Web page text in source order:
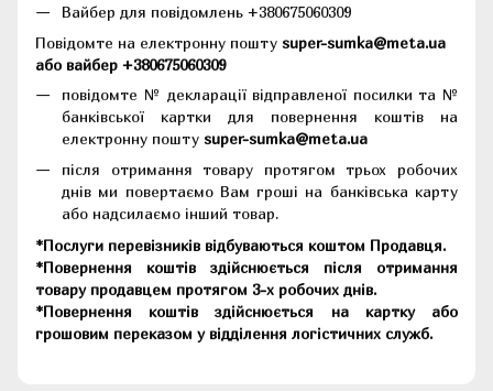
Вайбер для повідомлень +380675060309
Повідомте на електронну пошту super-sumka@meta.ua
або вайбер +380675060309
повідомте № декларації відправленої посилки та №
банківської картки для повернення коштів на
електронну пошту super-sumka@meta.ua
після отримання товару протягом трьох робочих
днів ми повертаємо Вам гроші на банківська карту
або надсилаємо інший товар.
*Послуги перевізників відбуваються коштом Продавця.
*Повернення коштів здійснюється після отримання
товару продавцем протягом 3-х робочих днів.
*Повернення коштів здійснюється на картку або
грошовим переказом у відділення логістичних служб.